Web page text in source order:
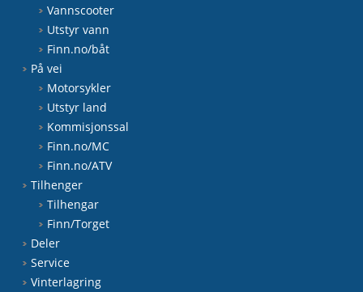
Vannscooter
Utstyr vann
Finn.no/båt
På vei
Motorsykler
Utstyr land
Kommisjonssal
Finn.no/MC
Finn.no/ATV
Tilhenger
Tilhengar
Finn/Torget
Deler
Service
Vinterlagring